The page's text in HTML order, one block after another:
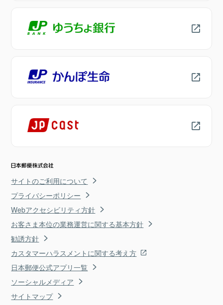
サイトのご利用について
プライバシーポリシー
Webアクセシビリティ方針
お客さま本位の業務運営に関する基本方針
勧誘方針
カスタマーハラスメントに関する考え方
日本郵便公式アプリ一覧
ソーシャルメディア
サイトマップ